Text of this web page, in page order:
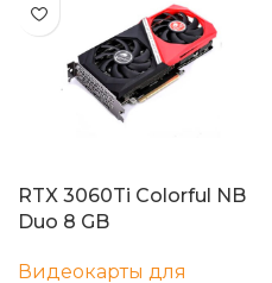
RTX 3060Ti Colorful NB
Duo 8 GB
Видеокарты для